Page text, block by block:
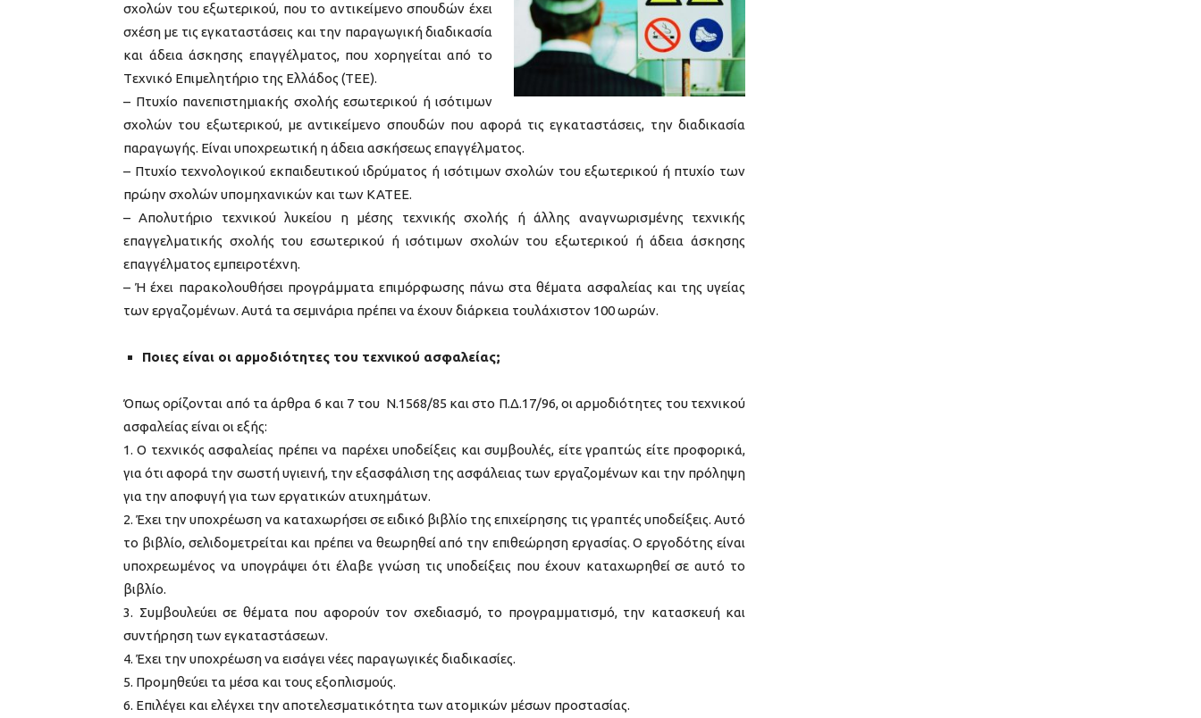
σχολών του εξωτερικού, που το αντικείμενο σπουδών έχει
σχέση με τις εγκαταστάσεις και την παραγωγική διαδικασία
και άδεια άσκησης επαγγέλματος, που χορηγείται από το
Tεχνικό Eπιμελητήριο της Eλλάδος (TEE).
– Πτυχίο πανεπιστημιακής σχολής εσωτερικού ή ισότιμων
σχολών του εξωτερικού, με αντικείμενο σπουδών που αφορά τις εγκαταστάσεις, την διαδικασία
παραγωγής. Είναι υποχρεωτική η άδεια ασκήσεως επαγγέλματος.
– Πτυχίο τεχνολογικού εκπαιδευτικού ιδρύματος ή ισότιμων σχολών του εξωτερικού ή πτυχίο των
πρώην σχολών υπομηχανικών και των KATEE.
– Aπολυτήριο τεχνικού λυκείου η μέσης τεχνικής σχολής ή άλλης αναγνωρισμένης τεχνικής
επαγγελματικής σχολής του εσωτερικού ή ισότιμων σχολών του εξωτερικού ή άδεια άσκησης
επαγγέλματος εμπειροτέχνη.
– Ή έχει παρακολουθήσει προγράμματα επιμόρφωσης πάνω στα θέματα ασφαλείας και της υγείας
των εργαζομένων. Αυτά τα σεμινάρια πρέπει να έχουν διάρκεια τουλάχιστον 100 ωρών.
Ποιες είναι οι αρμοδιότητες του τεχνικού ασφαλείας;
Όπως ορίζονται από τα άρθρα 6 και 7 του Ν.1568/85 και στο Π.Δ.17/96, οι αρμοδιότητες του τεχνικού
ασφαλείας είναι οι εξής:
1. Ο τεχνικός ασφαλείας πρέπει να παρέχει υποδείξεις και συμβουλές, είτε γραπτώς είτε προφορικά,
για ότι αφορά την σωστή υγιεινή, την εξασφάλιση της ασφάλειας των εργαζομένων και την πρόληψη
για την αποφυγή για των εργατικών ατυχημάτων.
2. Έχει την υποχρέωση να καταχωρήσει σε ειδικό βιβλίο της επιχείρησης τις γραπτές υποδείξεις. Αυτό
το βιβλίο, σελιδομετρείται και πρέπει να θεωρηθεί από την επιθεώρηση εργασίας. Ο εργοδότης είναι
υποχρεωμένος να υπογράψει ότι έλαβε γνώση τις υποδείξεις που έχουν καταχωρηθεί σε αυτό το
βιβλίο.
3. Συμβουλεύει σε θέματα που αφορούν τον σχεδιασμό, το προγραμματισμό, την κατασκευή και
συντήρηση των εγκαταστάσεων.
4. Έχει την υποχρέωση να εισάγει νέες παραγωγικές διαδικασίες.
5. Προμηθεύει τα μέσα και τους εξοπλισμούς.
6. Επιλέγει και ελέγχει την αποτελεσματικότητα των ατομικών μέσων προστασίας.